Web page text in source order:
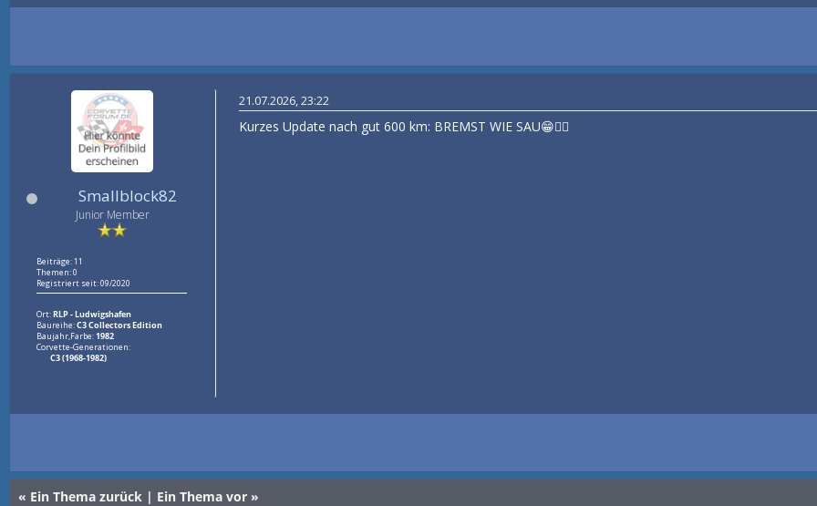
Smallblock82
Junior Member
Beiträge: 11
Themen: 0
Registriert seit: 09/2020
Ort:RLP - Ludwigshafen
Baureihe:C3 Collectors Edition
Baujahr,Farbe:1982
Corvette-Generationen:
C3 (1968-1982)
21.07.2026, 23:22
Kurzes Update nach gut 600 km: BREMST WIE SAU😁👍🏼
« Ein Thema zurück | Ein Thema vor »